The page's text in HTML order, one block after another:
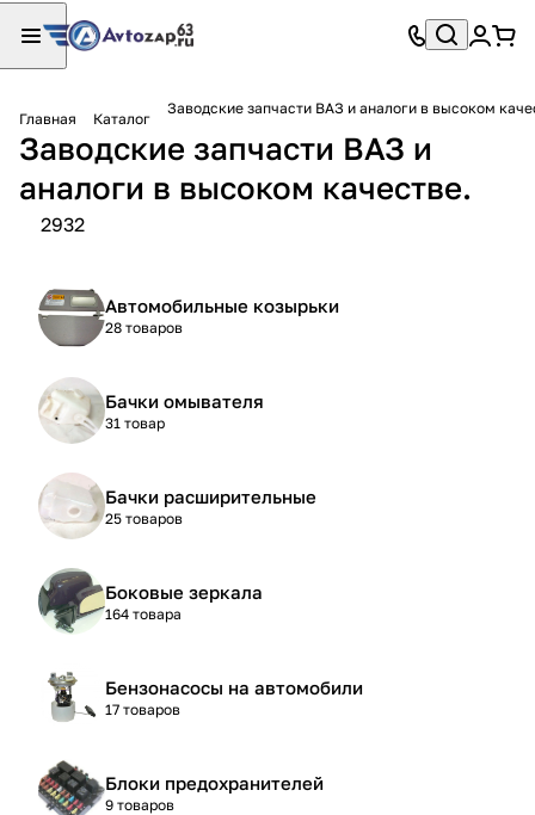
Главная Каталог
Заводские запчасти ВАЗ и аналоги в высоком
Заводские запчасти ВАЗ и
аналоги в высоком качестве.
2932
Автомобильные козырьки
28 товаров
Бачки омывателя
31 товар
Бачки расширительные
25 товаров
Боковые зеркала
164 товара
Бензонасосы на автомобили
17 товаров
Блоки предохранителей
9 товаров